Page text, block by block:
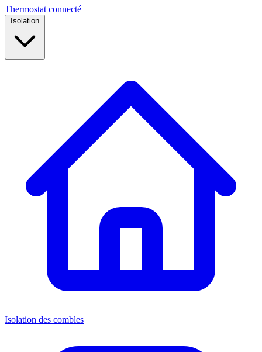
Thermostat connecté
Isolation des combles